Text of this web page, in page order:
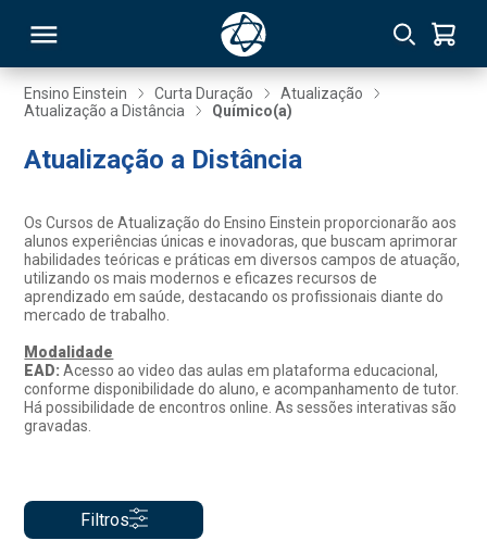
Ensino Einstein Curta Duração
Atualização
Atualização a Distância
Químico(a)
Atualização a Distância
Os Cursos de Atualização do Ensino Einstein proporcionarão aos
alunos experiências únicas e inovadoras, que buscam aprimorar
habilidades teóricas e práticas em diversos campos de atuação,
utilizando os mais modernos e eficazes recursos de
aprendizado em saúde, destacando os profissionais diante do
mercado de trabalho.
Modalidade
EAD:Acesso ao video das aulas em plataforma educacional,
conforme disponibilidade do aluno, e acompanhamento de tutor.
Há possibilidade de encontros online. As sessões interativas são
gravadas.
Filtros